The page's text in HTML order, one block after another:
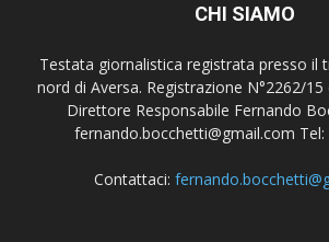
CHI SIAMO
Testata giornalistica registrata presso il
nord di Aversa. Registrazione N°2262/15
Direttore Responsabile Fernando
fernando.bocchetti@gmail.com Tel:
Contattaci: